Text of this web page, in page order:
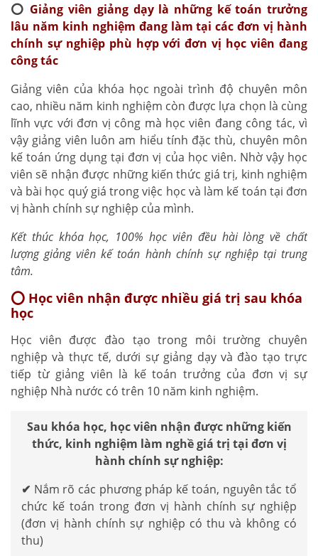
⭕ Giảng viên giảng dạy là những kế toán trưởng
lâu năm kinh nghiệm đang làm tại các đơn vị hành
chính sự nghiệp phù hợp với đơn vị học viên đang
công tác
Giảng viên của khóa học ngoài trình độ chuyên môn
cao, nhiều năm kinh nghiệm còn được lựa chọn là cùng
lĩnh vực với đơn vị công mà học viên đang công tác, vì
vậy giảng viên luôn am hiểu tính đặc thù, chuyên môn
kế toán ứng dụng tại đơn vị của học viên. Nhờ vậy học
viên sẽ nhận được những kiến thức giá trị, kinh nghiệm
và bài học quý giá trong việc học và làm kế toán tại đơn
vị hành chính sự nghiệp của mình.
Kết thúc khóa học, 100% học viên đều hài lòng về chất
lượng giảng viên kế toán hành chính sự nghiệp tại trung
tâm.
⭕ Học viên nhận được nhiều giá trị sau khóa
học
Học viên được đào tạo trong môi trường chuyên
nghiệp và thực tế, dưới sự giảng dạy và đào tạo trực
tiếp từ giảng viên là kế toán trưởng của đơn vị sự
nghiệp Nhà nước có trên 10 năm kinh nghiệm.
Sau khóa học, học viên nhận được những kiến
thức, kinh nghiệm làm nghề giá trị tại đơn vị
hành chính sự nghiệp:
✔ Nắm rõ các phương pháp kế toán, nguyên tắc tổ
chức kế toán trong đơn vị hành chính sự nghiệp
(đơn vị hành chính sự nghiệp có thu và không có
thu)